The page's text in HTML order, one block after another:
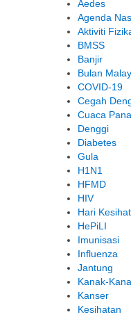
Aedes
Agenda
Aktiviti
BMSS
Banjir
Bulan
COVID-19
Cegah
Cuaca
Denggi
Diabetes
Gula
H1N1
HFMD
HIV
Hari
HePiLI
Imunisasi
Influenza
Jantung
Kanak-
Kanser
Kesihatan